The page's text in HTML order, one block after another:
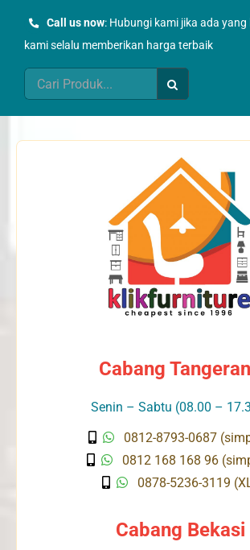
Call us now: Hubungi kami jika ada yang
kami selalu memberikan harga terbaik
Search
for:
Cabang
Senin – Sabtu (08.00 –
0812-8793-0687
0812 168 168 96
0878-5236-3119
Cabang Bekasi